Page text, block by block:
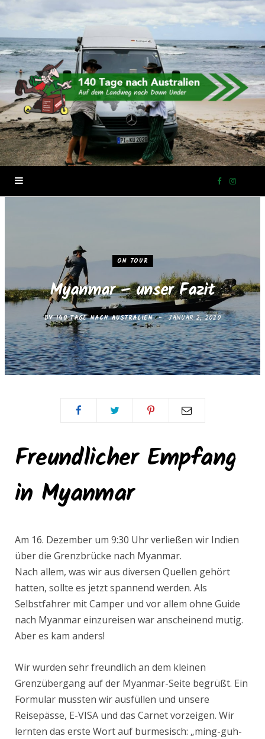
F
b
o
o
I
g
r
ON TOUR
Myanmar – unser Fazit
BY140 TAGE NACH AUSTRALIEN JANUAR 2, 2020
Freundlicher Empfang
in Myanmar
Am 16. Dezember um 9:30 Uhr verließen wir Indien
über die Grenzbrücke nach Myanmar.
Nach allem, was wir aus diversen Quellen gehört
hatten, sollte es jetzt spannend werden. Als
Selbstfahrer mit Camper und vor allem ohne Guide
nach Myanmar einzureisen war anscheinend mutig.
Aber es kam anders!
Wir wurden sehr freundlich an dem kleinen
Grenzübergang auf der Myanmar-Seite begrüßt. Ein
Formular mussten wir ausfüllen und unsere
Reisepässe, E-VISA und das Carnet vorzeigen. Wir
lernten das erste Wort auf burmesisch: „ming-guh-